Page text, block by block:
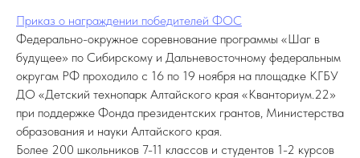
Приказ о награждении победителей ФОС
Федерально-окружное соревнование программы «Шаг в
будущее» по Сибирскому и Дальневосточному федеральным
округам РФ проходило с 16 по 19 ноября на площадке КГБУ
ДО «Детский технопарк Алтайского края «Кванториум.22»
при поддержке Фонда президентских грантов, Министерства
образования и науки Алтайского края.
Более 200 школьников 7-11 классов и студентов 1-2 курсов